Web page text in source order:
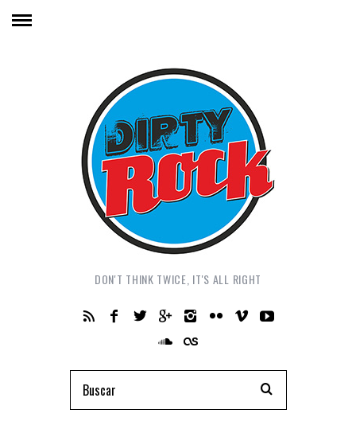
DON'T THINK TWICE, IT'S ALL RIGHT